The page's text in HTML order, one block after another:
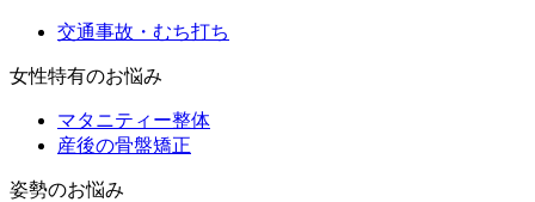
交通事故・むち打ち
女性特有のお悩み
マタニティー整体
産後の骨盤矯正
姿勢のお悩み